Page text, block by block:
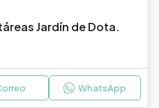
Jardín de Dota.
WhatsApp